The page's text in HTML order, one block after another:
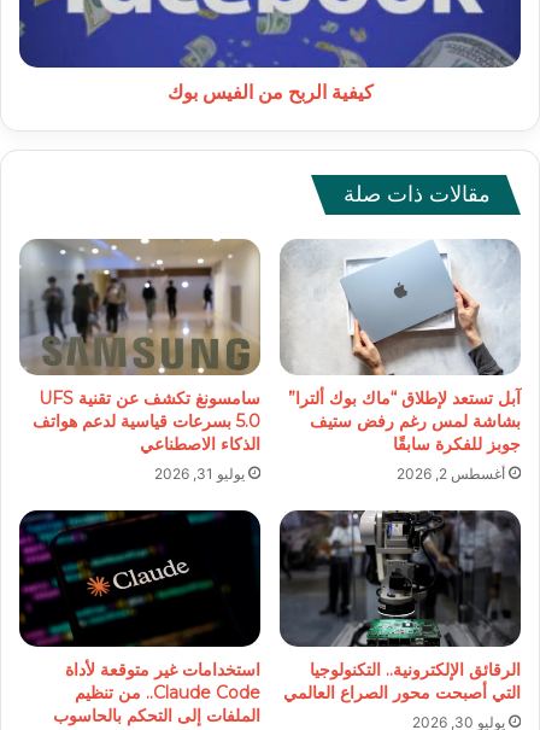
كيفية الربح من الفيس بوك
مقالات ذات صلة
آبل تستعد لإطلاق “ماك بوك ألترا”
بشاشة لمس رغم رفض ستيف
جوبز للفكرة سابقًا
أغسطس 2, 2026
سامسونغ تكشف عن تقنية UFS
5.0 بسرعات قياسية لدعم هواتف
الذكاء الاصطناعي
يوليو 31, 2026
الرقائق الإلكترونية.. التكنولوجيا
التي أصبحت محور الصراع العالمي
يوليو 30, 2026
استخدامات غير متوقعة لأداة
Claude Code.. من تنظيم
الملفات إلى التحكم بالحاسوب